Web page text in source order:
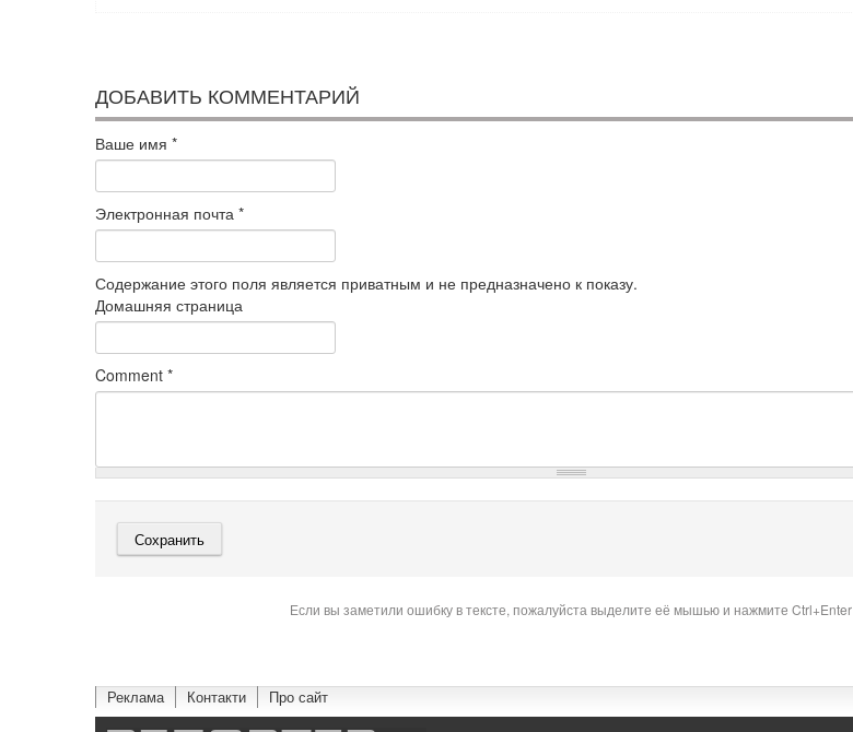
ДОБАВИТЬ КОММЕНТАРИЙ
Ваше имя *
Электронная почта *
Содержание этого поля является приватным и не предназначено к показу.
Домашняя страница
Comment *
Если вы заметили ошибку в тексте, пожалуйста выделите её мышью и нажмите Ctrl+Enter
Реклама Контакти Про сайт